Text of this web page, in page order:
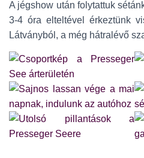
A jégshow után folytattuk
3-4 óra elteltével érkeztünk
Látványból, a még hátralévő